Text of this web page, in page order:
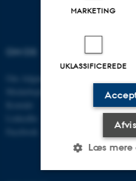
MARKETING
UKLASSIFICEREDE
Læs mere